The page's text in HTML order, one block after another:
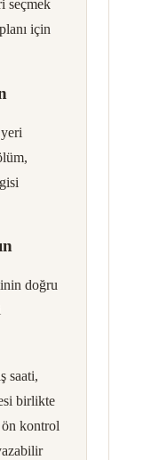
seçmek
için
doğru
saati,
birlikte
ön kontrol